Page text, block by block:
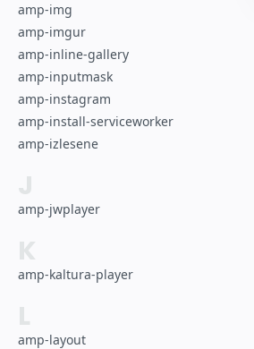
amp-img
amp-imgur
amp-inline-gallery
amp-inputmask
amp-instagram
amp-install-serviceworker
amp-izlesene
J
amp-jwplayer
K
amp-kaltura-player
L
amp-layout